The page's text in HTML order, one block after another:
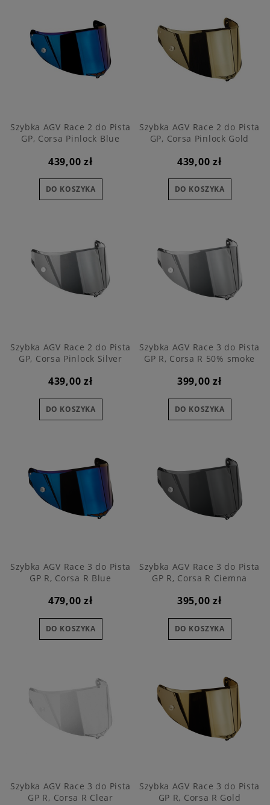
Szybka AGV Race 2 do Pista
GP, Corsa Pinlock Blue
439,00 zł
DO KOSZYKA
Szybka AGV Race 2 do Pista
GP, Corsa Pinlock Gold
439,00 zł
DO KOSZYKA
Szybka AGV Race 2 do Pista
GP, Corsa Pinlock Silver
439,00 zł
DO KOSZYKA
Szybka AGV Race 3 do Pista
GP R, Corsa R 50% smoke
399,00 zł
DO KOSZYKA
Szybka AGV Race 3 do Pista
GP R, Corsa R Blue
479,00 zł
DO KOSZYKA
Szybka AGV Race 3 do Pista
GP R, Corsa R Ciemna
395,00 zł
DO KOSZYKA
Szybka AGV Race 3 do Pista
GP R, Corsa R Clear
Szybka AGV Race 3 do Pista
GP R, Corsa R Gold